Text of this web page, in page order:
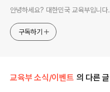
안녕하세요? 대한민국 교육부입니다.
구독하기
교육부 소식/이벤트 의 다른 글